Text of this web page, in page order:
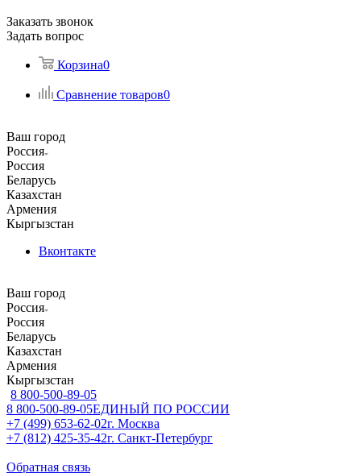
Заказать звонок
Задать вопрос
Корзина0
Сравнение товаров0
Ваш город
Россия
Россия
Беларусь
Казахстан
Армения
Кыргызстан
Вконтакте
Ваш город
Россия
Россия
Беларусь
Казахстан
Армения
Кыргызстан
8 800-500-89-05
8 800-500-89-05ЕДИНЫЙ ПО РОССИИ
+7 (499) 653-62-02г. Москва
+7 (812) 425-35-42г. Санкт-Петербург
Обратная связь